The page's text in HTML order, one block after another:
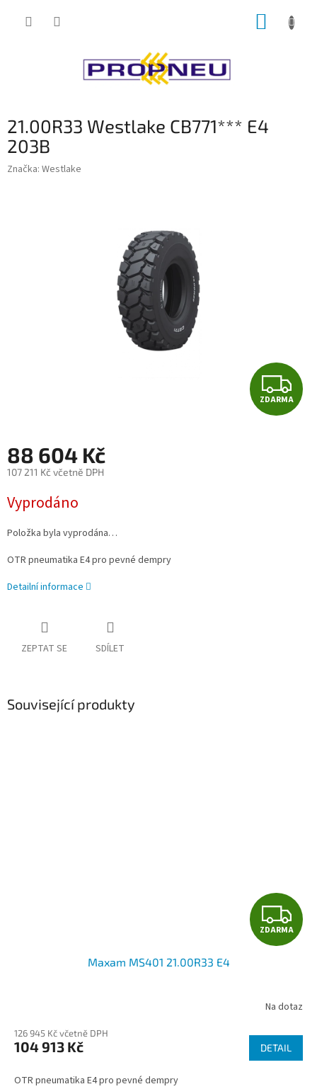
21.00R33 Westlake CB771*** E4
203B
Značka: Westlake
Z
D
ZDARMA
88 604 Kč
107 211 Kč včetně DPH
cena:
Vyprodáno
Položka byla vyprodána…
OTR pneumatika E4 pro pevné dempry
Detailní informace
ZEPTAT SE SDÍLET
Související produkty
Z
D
R
M
A
ZDARMA
Maxam MS401 21.00R33 E4
Na dotaz
126 945 Kč včetně DPH
104 913 Kč DETAIL
OTR pneumatika E4 pro pevné dempry